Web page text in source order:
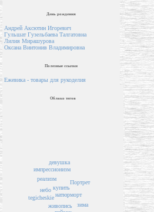
День рождения
Андрей Аксютин Игоревич
Гульшат Гузельбаева Талгатовна
Лилия Мирашурова
Оксана Винтонив Владимировна
Полезные ссылки
Ежевика - товары для рукоделия
Облако тегов
живопись
натюрморт
купить
зима
tegicheskie
реализм
небо
импрессионизм
Портрет
девушка